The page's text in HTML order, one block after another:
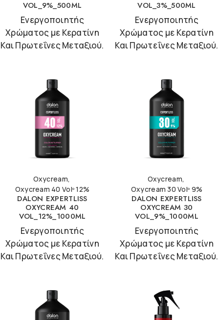
VOL_9%_500ML
Ενεργοποιητής
Χρώματος με Κερατίνη
Και Πρωτεΐνες Μεταξιού.
VOL_3%_500ML
Ενεργοποιητής
Χρώματος με Κερατίνη
Και Πρωτεΐνες Μεταξιού.
Oxycream,
Oxycream 40 Volº 12%
DALON EXPERTLISS
OXYCREAM 40
VOL_12%_1000ML
Ενεργοποιητής
Χρώματος με Κερατίνη
Και Πρωτεΐνες Μεταξιού.
Oxycream,
Oxycream 30 Volº 9%
DALON EXPERTLISS
OXYCREAM 30
VOL_9%_1000ML
Ενεργοποιητής
Χρώματος με Κερατίνη
Και Πρωτεΐνες Μεταξιού.